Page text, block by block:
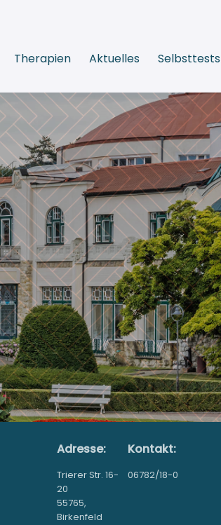
Therapien Aktuelles Selbsttests
Adresse:
Trierer Str. 16-
20
55765,
Birkenfeld
Kontakt:
06782/18-0